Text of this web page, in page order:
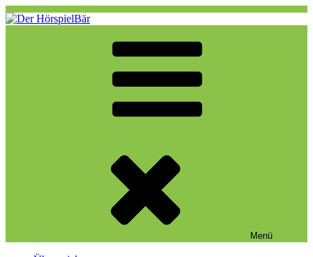
Zum
Inhalt
Eine weitere WordPress-Website
Menü